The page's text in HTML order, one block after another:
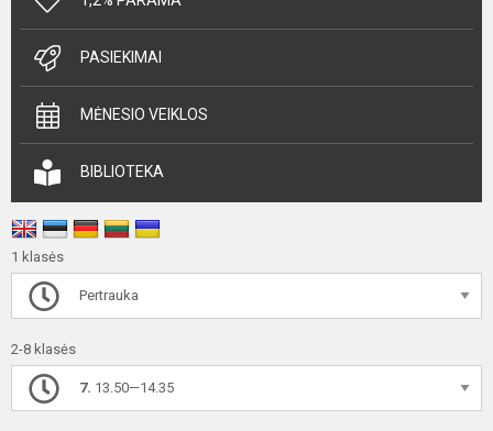
PASIEKIMAI
MĖNESIO VEIKLOS
BIBLIOTEKA
1 klasės
Pertrauka
2-8 klasės
7. 13.50—14.35